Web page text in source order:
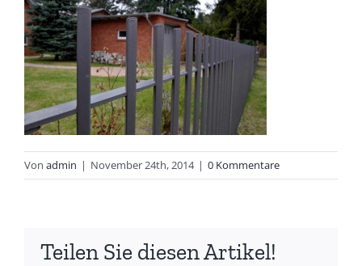
Von admin | November 24th, 2014 | 0 Kommentare
Teilen Sie diesen Artikel!